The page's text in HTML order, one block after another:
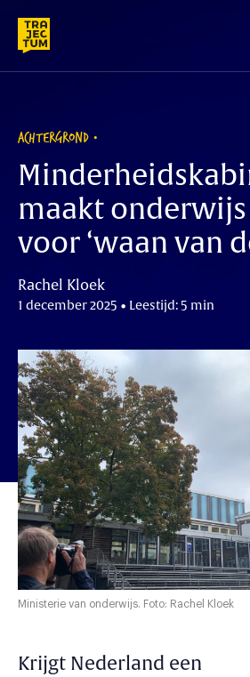
content
ACHTERGROND
maakt
voor ‘waan van
Rachel Kloek
1 december 2025 • Leestijd: 5 min
Ministerie van onderwijs. Foto: Rachel Kloek
Krijgt Nederland een